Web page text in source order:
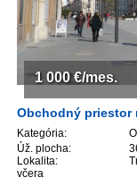
Obchodný priestor
Kategória:
Úž. plocha:
Lokalita:
včera
1 000 €/mes.